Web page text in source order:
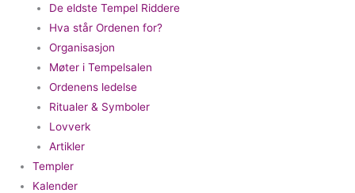
De eldste Tempel Riddere
Hva står Ordenen for?
Organisasjon
Møter i Tempelsalen
Ordenens ledelse
Ritualer & Symboler
Lovverk
Artikler
Templer
Kalender